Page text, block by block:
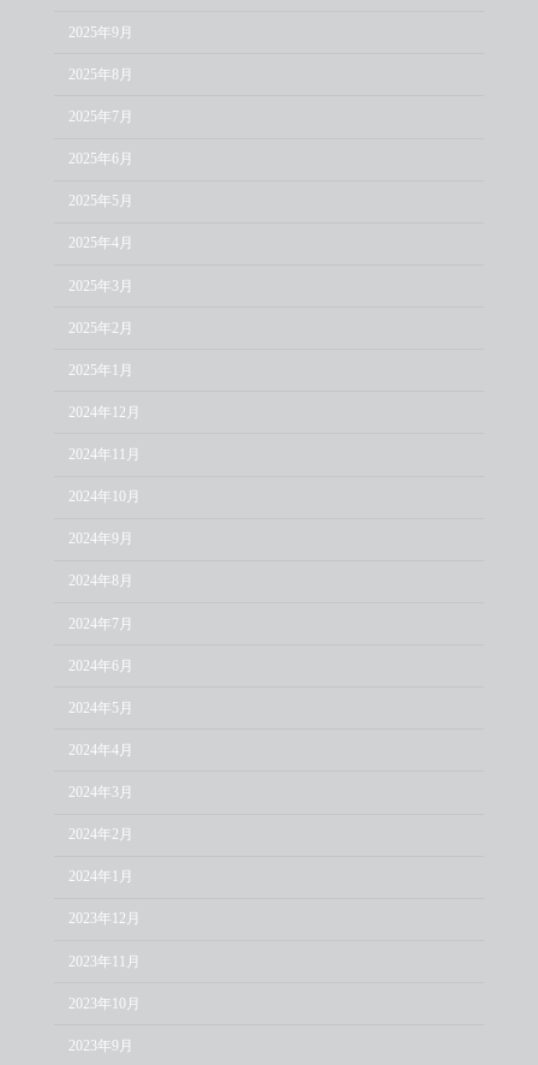
2025年9月
2025年8月
2025年7月
2025年6月
2025年5月
2025年4月
2025年3月
2025年2月
2025年1月
2024年12月
2024年11月
2024年10月
2024年9月
2024年8月
2024年7月
2024年6月
2024年5月
2024年4月
2024年3月
2024年2月
2024年1月
2023年12月
2023年11月
2023年10月
2023年9月